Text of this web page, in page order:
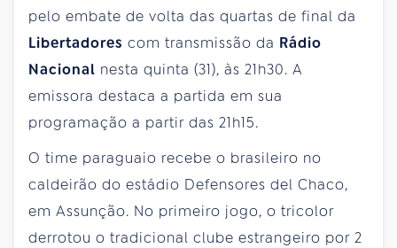
pelo embate de volta das quartas de final da
Libertadores com transmissão da Rádio
Nacional nesta quinta (31), às 21h30. A
emissora destaca a partida em sua
programação a partir das 21h15.
O time paraguaio recebe o brasileiro no
caldeirão do estádio Defensores del Chaco,
em Assunção. No primeiro jogo, o tricolor
derrotou o tradicional clube estrangeiro por 2